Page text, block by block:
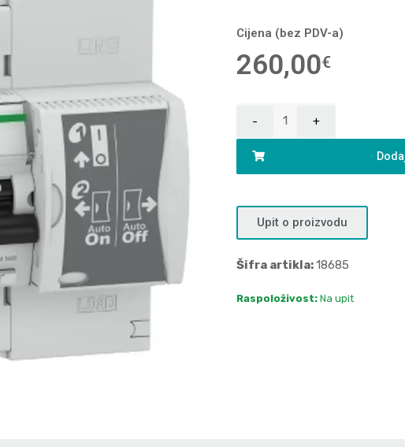
Cijena (bez PDV-a)
260,00€
Upit o proizvodu
Šifra artikla:18685
Raspoloživost: Na upit